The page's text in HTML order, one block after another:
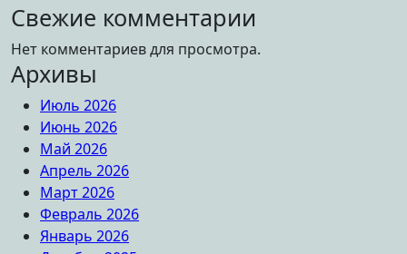
Свежие комментарии
Нет комментариев для просмотра.
Архивы
Июль 2026
Июнь 2026
Май 2026
Апрель 2026
Март 2026
Февраль 2026
Январь 2026